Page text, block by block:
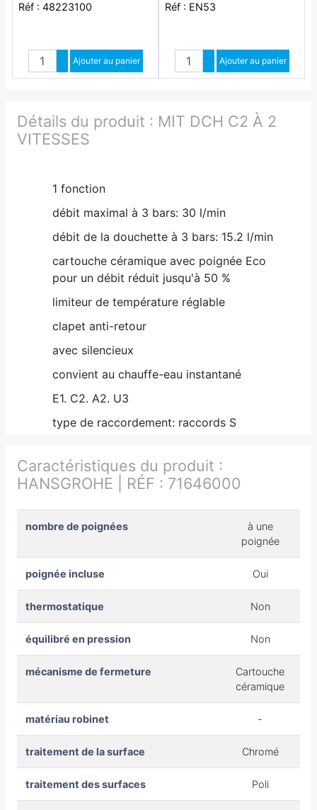
Réf : 48223100
Quantité
Augmenter quantité
Diminuer quantité
Ajouter au panier
Réf : EN53
Quantité
Augmenter quantité
Diminuer quantité
Ajouter au panier
Détails du produit : MIT DCH C2 À 2
VITESSES
1 fonction
débit maximal à 3 bars: 30 l/min
débit de la douchette à 3 bars: 15.2 l/min
cartouche céramique avec poignée Eco
pour un débit réduit jusqu'à 50 %
limiteur de température réglable
clapet anti-retour
avec silencieux
convient au chauffe-eau instantané
E1. C2. A2. U3
type de raccordement: raccords S
Caractéristiques du produit :
HANSGROHE | RÉF : 71646000
nombre de poignées
à une
poignée
poignée incluse Oui
thermostatique Non
équilibré en pression Non
mécanisme de fermeture
Cartouche
céramique
matériau robinet -
traitement de la surface Chromé
traitement des surfaces Poli